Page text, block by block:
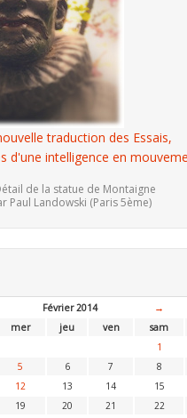
traduction des Essais,
d'une intelligence en
de la statue de Montaigne
Paul Landowski (Paris 5ème)
Février 2014
→
mer jeu ven sam
1
5 6 7 8
12 13 14 15
19 20 21 22